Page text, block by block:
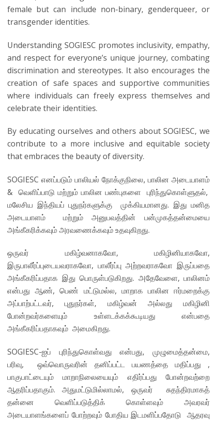
female but can include non-binary, genderqueer, or
transgender identities.
Understanding SOGIESC promotes inclusivity, empathy,
and respect for everyone’s unique journey, combating
discrimination and stereotypes. It also encourages the
creation of safe spaces and supportive communities
where individuals can freely express themselves and
celebrate their identities.
By educating ourselves and others about SOGIESC, we
contribute to a more inclusive and equitable society
that embraces the beauty of diversity.
SOGIESC எனப்படும் பாலியல் நோக்குநிலை, பாலின அடையாளம்
& வெளிப்பாடு மற்றும் பாலின பண்புகளை புரிந்துகொள்ளுதல்,
மலேசிய இந்தியப் புதுநர்களுக்கு முக்கியமானது. இது மனித
அடையாளம் மற்றும் அனுபவத்தின் பன்முகத்தன்மையை
அங்கீகரிக்கவும் அரவணைக்கவும் உதவுகிறது.
ஒருவர் மகிழ்வனாகவோ, மகிழினியாகவோ,
இருபாலீர்ப்புடையவராகவோ, பாலீர்ப்பு அற்றவராகவோ இருப்பதை
அங்கீகரிப்பதாக இது பொருள்படுகிறது. அதேவேளை, பாலினம்
என்பது ஆண், பெண் மட்டுமல்ல, மாறாக பாலின ஈர்மறைக்கு
அப்பாற்பட்டவர், புதுநர்கள், மகிழ்வன் அல்லது மகிழினி
போன்றவர்களையும் உள்ளடக்கக்கூடியது என்பதை
அங்கீகரிப்பதாகவும் அமைகிறது.
SOGIESC-ஐப் புரிந்துகொள்வது என்பது, முழுமைத்தன்மை,
பரிவு, ஒவ்வொருவரின் தனிப்பட்ட பயணத்தை மதிப்பது ,
பாகுபாட்டையும் மாறாநிலையையும் எதிர்ப்பது போன்றவற்றை
ஆதரிப்பதாகும். அதுமட்டுமில்லாமல், ஒருவர் சுதந்திரமாகத்
தன்னை வெளிப்படுத்திக் கொள்ளவும் அவரவர்
அடையாளங்களைப் போற்றவும் போதிய இடமளிப்பதோடு ஆதரவு